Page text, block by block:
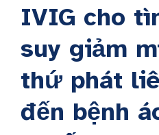
IVIG cho
suy giảm
thứ phát
đến bệnh